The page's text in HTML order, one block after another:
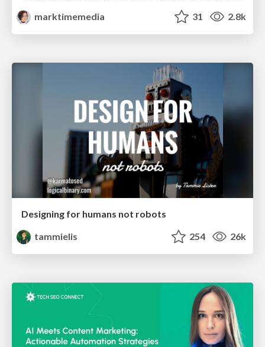
marktimemedia
31 2.8k
Designing for humans not robots
tammielis
254 26k